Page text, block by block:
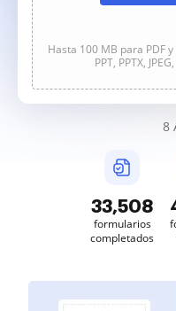
Hasta 100 MB para PDF
PPT, PPTX,
8
33,508
formularios
completados